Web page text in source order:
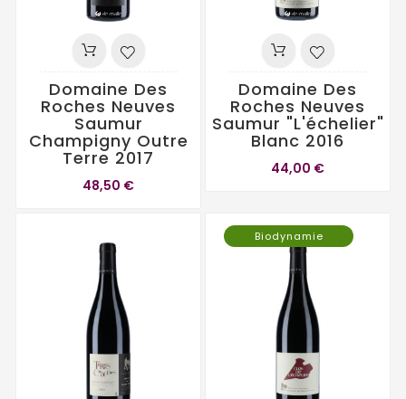
Domaine Des
Roches Neuves
Saumur
Champigny Outre
Terre 2017
48,50 €
Domaine Des
Roches Neuves
Saumur "L'échelier"
Blanc 2016
44,00 €
Biodynamie